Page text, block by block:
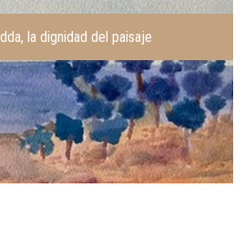
la dignidad del paisaje